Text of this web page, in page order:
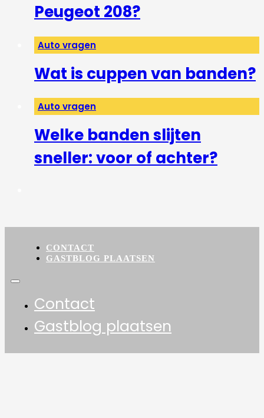
Peugeot 208?
Auto vragen
Wat is cuppen van banden?
Auto vragen
Welke banden slijten
sneller: voor of achter?
CONTACT
GASTBLOG PLAATSEN
Contact
Gastblog plaatsen